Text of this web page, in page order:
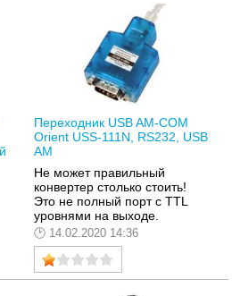
Переходник USB AM-COM
Orient USS-111N, RS232, USB
AM
Не может правильный
конвертер столько стоить!
Это не полный порт с TTL
уровнями на выходе.
14.02.2020 14:36